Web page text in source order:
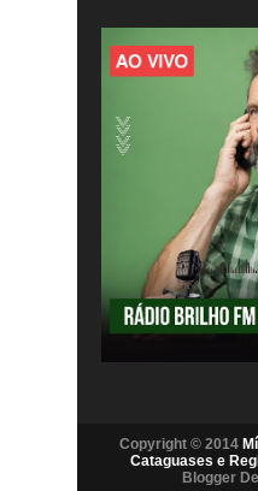
Copyright © 2014
Cataguases e
Blogger